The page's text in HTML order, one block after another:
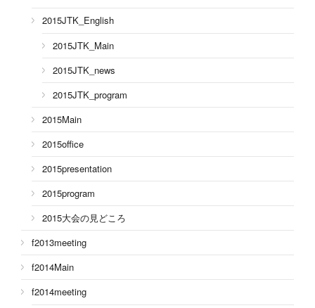
2015JTK_English
2015JTK_Main
2015JTK_news
2015JTK_program
2015Main
2015office
2015presentation
2015program
2015大会の見どころ
f2013meeting
f2014Main
f2014meeting